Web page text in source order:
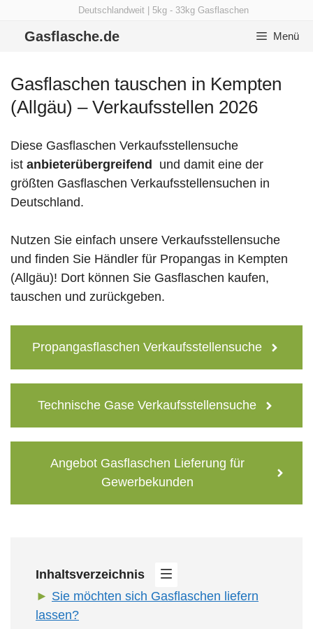
Deutschlandweit | 5kg - 33kg Gasflaschen
Gasflasche.de Menü
Gasflaschen tauschen in Kempten
(Allgäu) – Verkaufsstellen 2026
Diese Gasflaschen Verkaufsstellensuche
ist anbieterübergreifend
und damit eine der
größten Gasflaschen Verkaufsstellensuchen in
Deutschland.
Nutzen Sie einfach unsere Verkaufsstellensuche
und finden Sie Händler für Propangas in Kempten
(Allgäu)! Dort können Sie Gasflaschen kaufen,
tauschen und zurückgeben.
Propangasflaschen Verkaufsstellensuche
Technische Gase Verkaufsstellensuche
Angebot Gasflaschen Lieferung für
Gewerbekunden
Inhaltsverzeichnis
Sie möchten sich Gasflaschen liefern
lassen?